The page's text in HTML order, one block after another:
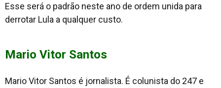
Esse será o padrão neste ano de ordem unida para
derrotar Lula a qualquer custo.
Mario Vitor Santos
Mario Vitor Santos é jornalista. É colunista do 247 e